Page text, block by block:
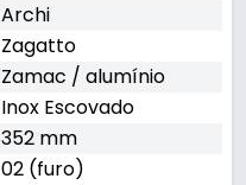
Archi
Zagatto
Zamac / alumínio
Inox Escovado
352 mm
02 (furo)